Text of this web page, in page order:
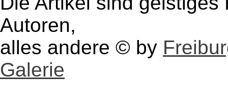
Autoren,
alles andere © by
Galerie